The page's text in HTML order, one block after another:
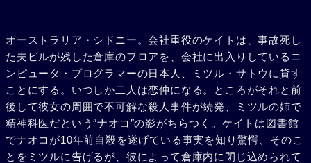
オーストラリア・シドニー。会社重役のケイトは、事故死し
た夫ビルが残した倉庫のフロアを、会社に出入りしているコ
ンピュータ・プログラマーの日本人、ミツル・サトウに貸す
ことにする。いつしか二人は恋仲になる。ところがそれと前
後して彼女の周囲で不可解な殺人事件が続発、ミツルの姉で
精神科医だという″ナオコ″の影がちらつく。ケイトは図書館
でナオコが10年前自殺を遂げている事実を知り驚愕、そのこ
とをミツルに告げるが、彼によって倉庫内に閉じ込められて